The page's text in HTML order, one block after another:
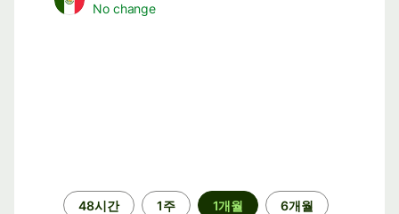
No change
48시간 1주 1개월 6개월